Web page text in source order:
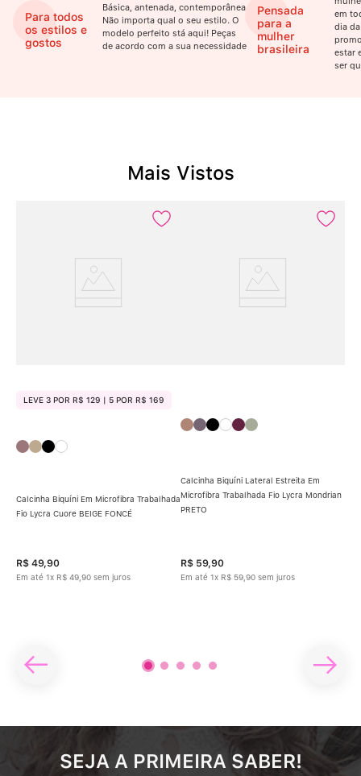
Para todos
os estilos e
gostos
Básica, antenada, contemporânea.
Não importa qual o seu estilo. O
modelo perfeito stá aqui! Peças
de acordo com a sua necessidade
Pensada
para a
mulher
brasileira
em
dia
estar
ser
Mais Vistos
LEVE 3 POR R$ 129 | 5 POR R$ 169
Calcinha Biquíni Em Microfibra Trabalhada
Fio Lycra Cuore BEIGE FONCÉ
R$ 49,90
Em até 1x R$ 49 90 sem juros
Calcinha Biquíni Lateral Estreita Em
Microfibra Trabalhada Fio Lycra Mondrian
PRETO
R$ 59,90
Em até 1x R$ 59 90 sem juros
SEJA A PRIMEIRA SABER!